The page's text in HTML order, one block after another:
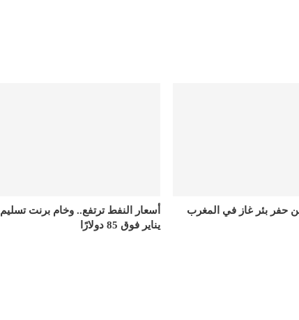
من حفر بئر غاز في المغرب
أسعار النفط ترتفع.. وخام برنت تسليم
يناير فوق 85 دولارًا